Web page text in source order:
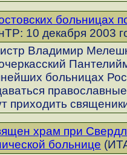
больницах
10 декабря 2003
Владимир
больницах
приходить
храм при
больнице